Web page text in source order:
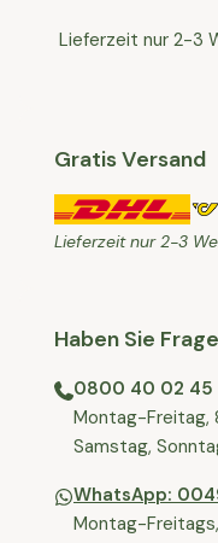
Lieferzeit nur 2-3
Gratis Versand
Lieferzeit nur 2-3
Haben Sie
0800 40 02 45
⁠Montag-
⁠Samstag,
WhatsApp:
Montag-